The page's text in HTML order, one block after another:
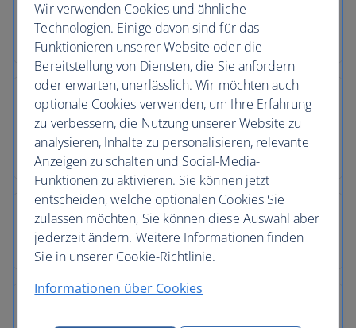
Wir verwenden Cookies und ähnliche
Technologien. Einige davon sind für das
Funktionieren unserer Website oder die
Bereitstellung von Diensten, die Sie anfordern
oder erwarten, unerlässlich. Wir möchten auch
optionale Cookies verwenden, um Ihre Erfahrung
zu verbessern, die Nutzung unserer Website zu
analysieren, Inhalte zu personalisieren, relevante
Anzeigen zu schalten und Social-Media-
Funktionen zu aktivieren. Sie können jetzt
entscheiden, welche optionalen Cookies Sie
zulassen möchten, Sie können diese Auswahl aber
jederzeit ändern. Weitere Informationen finden
Sie in unserer Cookie-Richtlinie.
Informationen über Cookies